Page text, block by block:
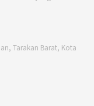
Tarakan Barat, Kota